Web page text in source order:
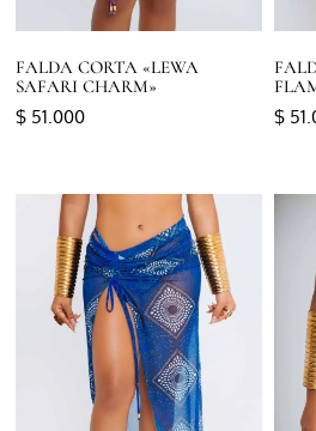
FALDA CORTA «LEWA
SAFARI CHARM»
$ 51.000 $